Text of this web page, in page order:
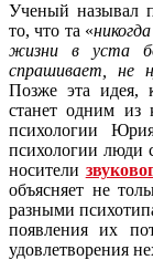
Ученый называл
то, что та «
жизни в уста
спрашивает, не
Позже эта идея,
станет одним из
психологии
психологии люди
носители
объясняет не
разными
появления их
удовлетворения